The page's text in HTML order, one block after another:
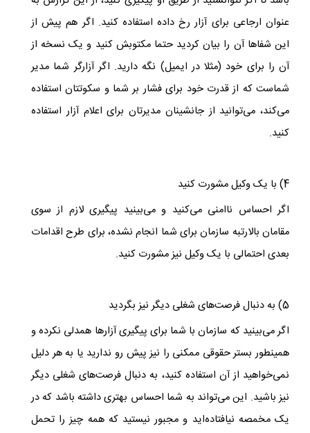
عنوان ارجاعی برای آزار رخ داده استفاده کنید. اگر هم پیش از
این شفاها آن را بیان کردید حتما مکتوبش کنید و یک نسخه از
آن را برای خود (مثلا در ایمیل) نگه دارید. اگر آزارگر شما مدیر
شماست که از قدرت خود برای فشار بر شما و سکوتتان استفاده
می‌کند، می‌توانید از جانشینان مدیرتان برای اعلام آزار استفاده
کنید.
4) با یک وکیل مشورت کنید
اگر احساس ناامنی می‌کنید و می‌بینید پیگیری لازم از سوی
مقامان بالارتبه سازمان برای شما انجام نشده، برای طرح اقدامات
بعدی احتمالی با یک وکیل نیز مشورت کنید.
5) به دنبال فرصت‌های شغلی دیگر نیز بگردید
اگر می‌بینید که سازمان با شما برای پیگیری آزارها همدلی نکرده و
همینطور بستر حقوقی ممکنی را نیز پیش رو ندارید یا به هر دلیل
نمی‌خواهید از آن استفاده کنید، به دنبال فرصت‌های شغلی دیگر
نیز باشید. این می‌تواند به شما احساس بهتری داشته باشد که در
یک مخمصه نیافتاده‌اید و مجبور نیستید که همه چیز را تحمل